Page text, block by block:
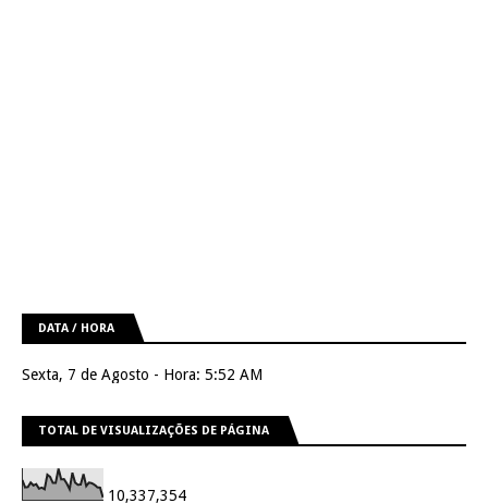
DATA / HORA
Sexta, 7 de Agosto - Hora: 5:52 AM
TOTAL DE VISUALIZAÇÕES DE PÁGINA
10,337,354